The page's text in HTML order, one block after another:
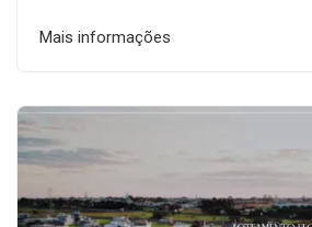
Mais informações